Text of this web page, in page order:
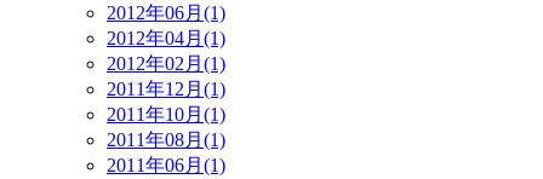
2012年06月(1)
2012年04月(1)
2012年02月(1)
2011年12月(1)
2011年10月(1)
2011年08月(1)
2011年06月(1)